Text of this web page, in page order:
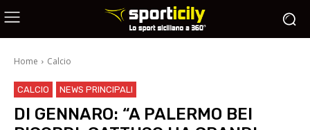
Home Calcio
CALCIO NEWS PRINCIPALI
DI GENNARO: “A PALERMO BEI